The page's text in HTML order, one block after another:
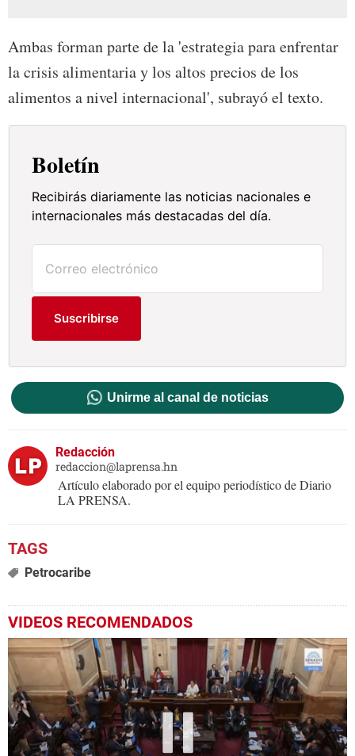
Ambas forman parte de la 'estrategia para enfrentar
la crisis alimentaria y los altos precios de los
alimentos a nivel internacional', subrayó el texto.
Boletín
Recibirás diariamente las noticias nacionales e
internacionales más destacadas del día.
Suscribirse
Unirme al canal de noticias
Redacción
redaccion@laprensa.hn
Artículo elaborado por el equipo periodístico de Diario
LA PRENSA.
Petrocaribe
VIDEOS RECOMENDADOS